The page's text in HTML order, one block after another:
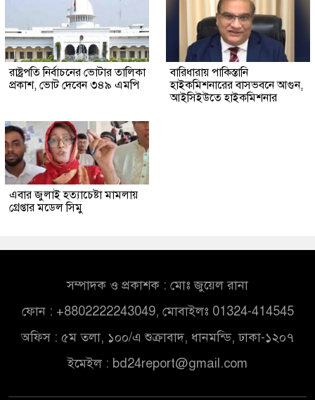
রাষ্ট্রপতি নির্বাচনের ভোটার তালিকা
প্রকাশ, ভোট দেবেন ৩৪৯ এমপি
বারিধারায় পাকিস্তানি
হাইকমিশনারের বাসভবনে আগুন,
আইসিইউতে হাইকমিশনার
এবার জুলাই হত্যাচেষ্টা মামলায়
গ্রেপ্তার মডেল সিমু
সম্পাদক ও প্রকাশক : মোঃ জুয়েল রানা
ফোন : +8802222243049, মোবাইলঃ 01324-414545
অফিস : ৫ম তলা, ১০০/এ শুক্রাবাদ, ধানমন্ডি, ঢাকা-১২০৭
ইমেইল : bd24report@gmail.com